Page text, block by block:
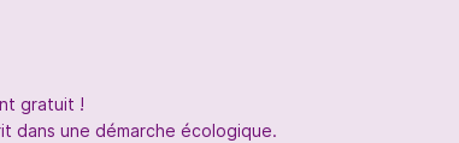
gratuit !
dans une démarche écologique.